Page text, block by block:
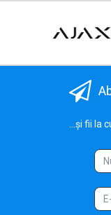
...și fii la